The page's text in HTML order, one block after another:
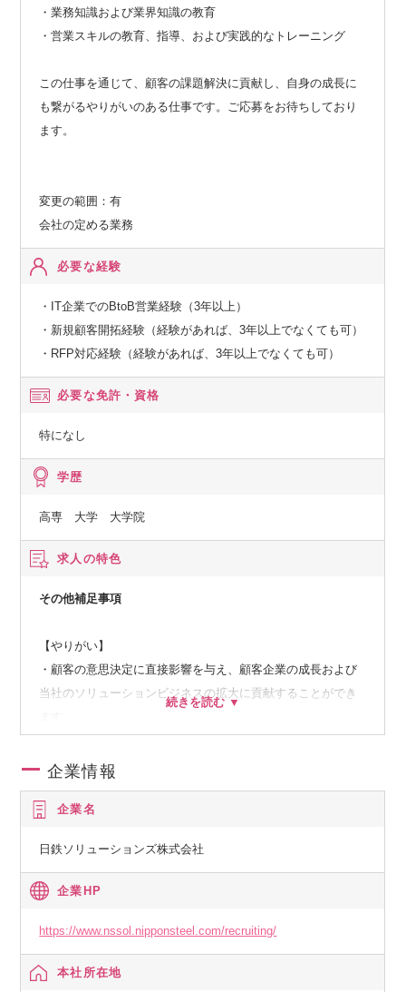
・業務知識および業界知識の教育
・営業スキルの教育、指導、および実践的なトレーニング
この仕事を通じて、顧客の課題解決に貢献し、自身の成長に
も繋がるやりがいのある仕事です。ご応募をお待ちしており
ます。
変更の範囲：有
会社の定める業務
必要な経験
・IT企業でのBtoB営業経験（3年以上）
・新規顧客開拓経験（経験があれば、3年以上でなくても可）
・RFP対応経験（経験があれば、3年以上でなくても可）
必要な免許・資格
特になし
学歴
高専 大学 大学院
求人の特色
その他補足事項
【やりがい】
・顧客の意思決定に直接影響を与え、顧客企業の成長および
当社のソリューションビジネスの拡大に貢献することができ
く働くことができます
め、チームとしての達成感を味わえます
【組織の特徴】
・小売領域におけるソリューション・サービス・人材支援サ
・コンサル、ITディレクタからアプリSE、インフラSEまで多
様な人材が在籍する組織において、様々な職種や幅広い世代
のメンバと連携・協力しながら、仕事ができる環境がありま
企業情報
企業名
日鉄ソリューションズ株式会社
企業HP
https://www.nssol.nipponsteel.com/recruiting/
本社所在地